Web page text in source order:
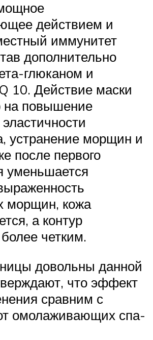
действием и
иммунитет
дополнительно
глюканом и
10. Действие маски
на повышение
устранение морщин и
после первого
уменьшается
морщин, кожа
а контур
четким.
довольны данной
что эффект
сравним с
омолаживающих спа-